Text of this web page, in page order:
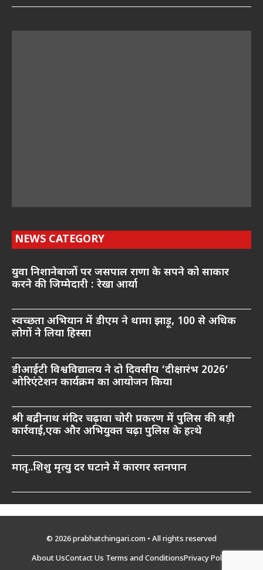
NEWS CATEGORY
युवा निशानेबाजों पर जसपाल राणा के सपने को साकार
करने की जिम्मेदारी : रेखा आर्या
स्वच्छता अभियान में डीएम ने थामा झाड़ू, 100 से अधिक
लोगों ने लिया हिस्सा
डीआईटी विश्वविद्यालय ने दो दिवसीय ‘दीक्षारंभ 2026’
ओरिएंटेशन कार्यक्रम का आयोजन किया
श्री बद्रीनाथ मंदिर चढ़ावा चोरी प्रकरण में पुलिस की बड़ी
कार्रवाई,एक और अभियुक्त चढ़ा पुलिस के हत्थे
मातृ..शिशु मृत्यु दर घटाने में कारगर स्तनपान
© 2026 prabhatchingari.com • All rights reserved
About UsContact Us Terms and ConditionsPrivacy Policy